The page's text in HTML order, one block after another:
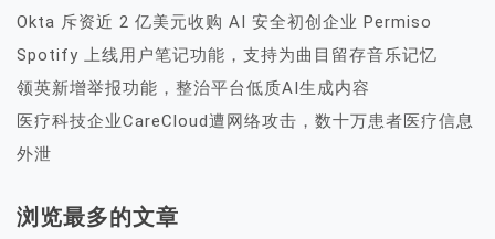
Okta 斥资近 2 亿美元收购 AI 安全初创企业 Permiso
Spotify 上线用户笔记功能，支持为曲目留存音乐记忆
领英新增举报功能，整治平台低质AI生成内容
医疗科技企业CareCloud遭网络攻击，数十万患者医疗信息
外泄
浏览最多的文章